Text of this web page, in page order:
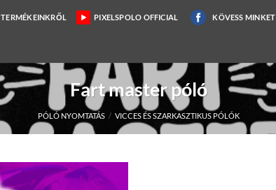
TERMÉKEINKRŐL PIXELSPOLO OFFICIAL KÖVESS MINKET
Fart master póló
PÓLÓ NYOMTATÁS / VICCES ÉS SZARKASZTIKUS PÓLÓK